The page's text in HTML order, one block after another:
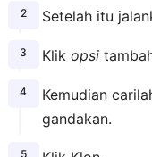
Setelah itu
Klik opsi
Kemudian
gandakan.